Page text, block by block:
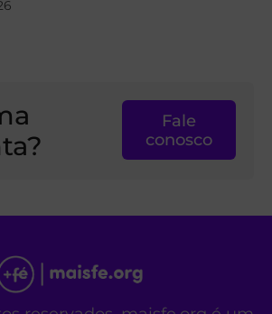
Fale
conosco